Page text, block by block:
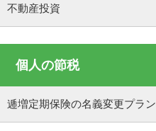
不動産投資
個人の節税
逓増定期保険の名義変更プラン